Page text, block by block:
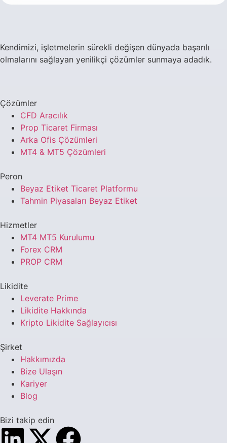
Kendimizi, işletmelerin sürekli değişen dünyada başarılı
olmalarını sağlayan yenilikçi çözümler sunmaya adadık.
Çözümler
CFD Aracılık
Prop Ticaret Firması
Arka Ofis Çözümleri
MT4 & MT5 Çözümleri
Peron
Beyaz Etiket Ticaret Platformu
Tahmin Piyasaları Beyaz Etiket
Hizmetler
MT4 MT5 Kurulumu
Forex CRM
PROP CRM
Likidite
Leverate Prime
Likidite Hakkında
Kripto Likidite Sağlayıcısı
Şirket
Hakkımızda
Bize Ulaşın
Kariyer
Blog
Bizi takip edin